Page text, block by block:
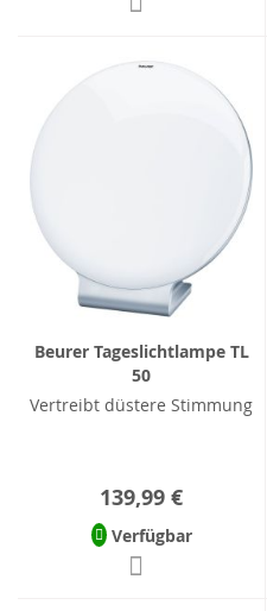
Beurer Tageslichtlampe TL
50
Vertreibt düstere Stimmung
139,99 €
Verfügbar